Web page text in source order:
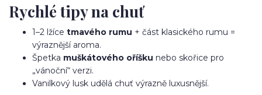
Rychlé tipy na chuť
1–2 lžíce tmavého rumu + část klasického rumu =
výraznější aroma.
Špetka muškátového oříšku nebo skořice pro
„vánoční“ verzi.
Vanilkový lusk udělá chuť výrazně luxusnější.